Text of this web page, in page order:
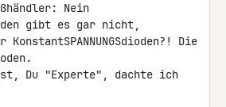
Nein
gibt es gar nicht,
Die
Du "Experte", dachte ich